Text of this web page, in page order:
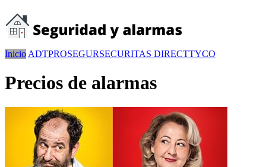
Inicio ADTPROSEGURSECURITAS DIRECTTYCO
Precios de alarmas